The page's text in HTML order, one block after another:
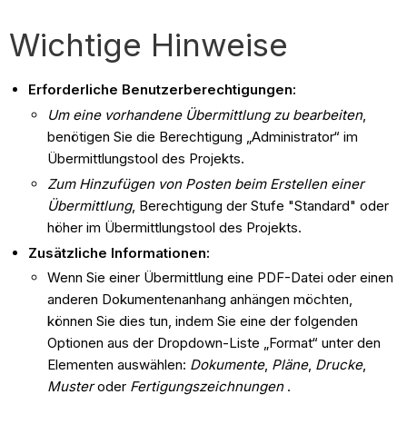
Wichtige Hinweise
Erforderliche Benutzerberechtigungen:
Um eine vorhandene Übermittlung zu bearbeiten,
benötigen Sie die Berechtigung „Administrator“ im
Übermittlungstool des Projekts.
Zum Hinzufügen von Posten beim Erstellen einer
Übermittlung, Berechtigung der Stufe "Standard" oder
höher im Übermittlungstool des Projekts.
Zusätzliche Informationen:
Wenn Sie einer Übermittlung eine PDF-Datei oder einen
anderen Dokumentenanhang anhängen möchten,
können Sie dies tun, indem Sie eine der folgenden
Optionen aus der Dropdown-Liste „Format“ unter den
Elementen auswählen: Dokumente, Pläne, Drucke,
Musteroder Fertigungszeichnungen.